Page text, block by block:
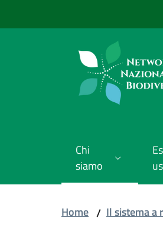
Chi
siamo
Home / Il sistema a